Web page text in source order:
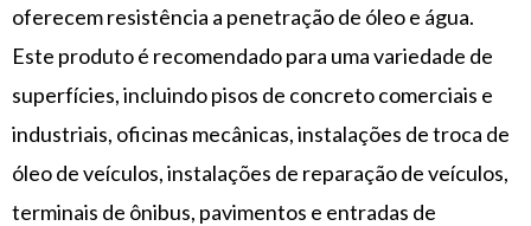
oferecem resistência a penetração de óleo e água.
Este produto é recomendado para uma variedade de
superfícies, incluindo pisos de concreto comerciais e
industriais, oficinas mecânicas, instalações de troca de
óleo de veículos, instalações de reparação de veículos,
terminais de ônibus, pavimentos e entradas de